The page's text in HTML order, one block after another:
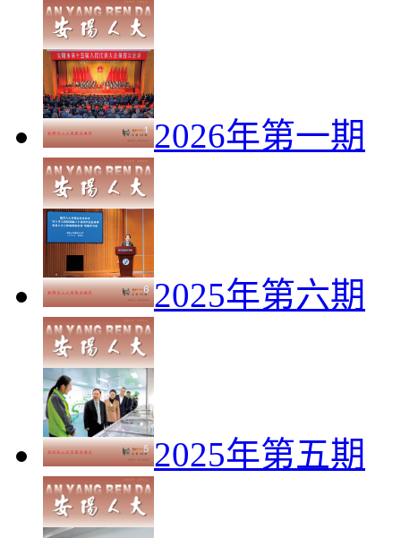
2026年第一期
2025年第六期
2025年第五期